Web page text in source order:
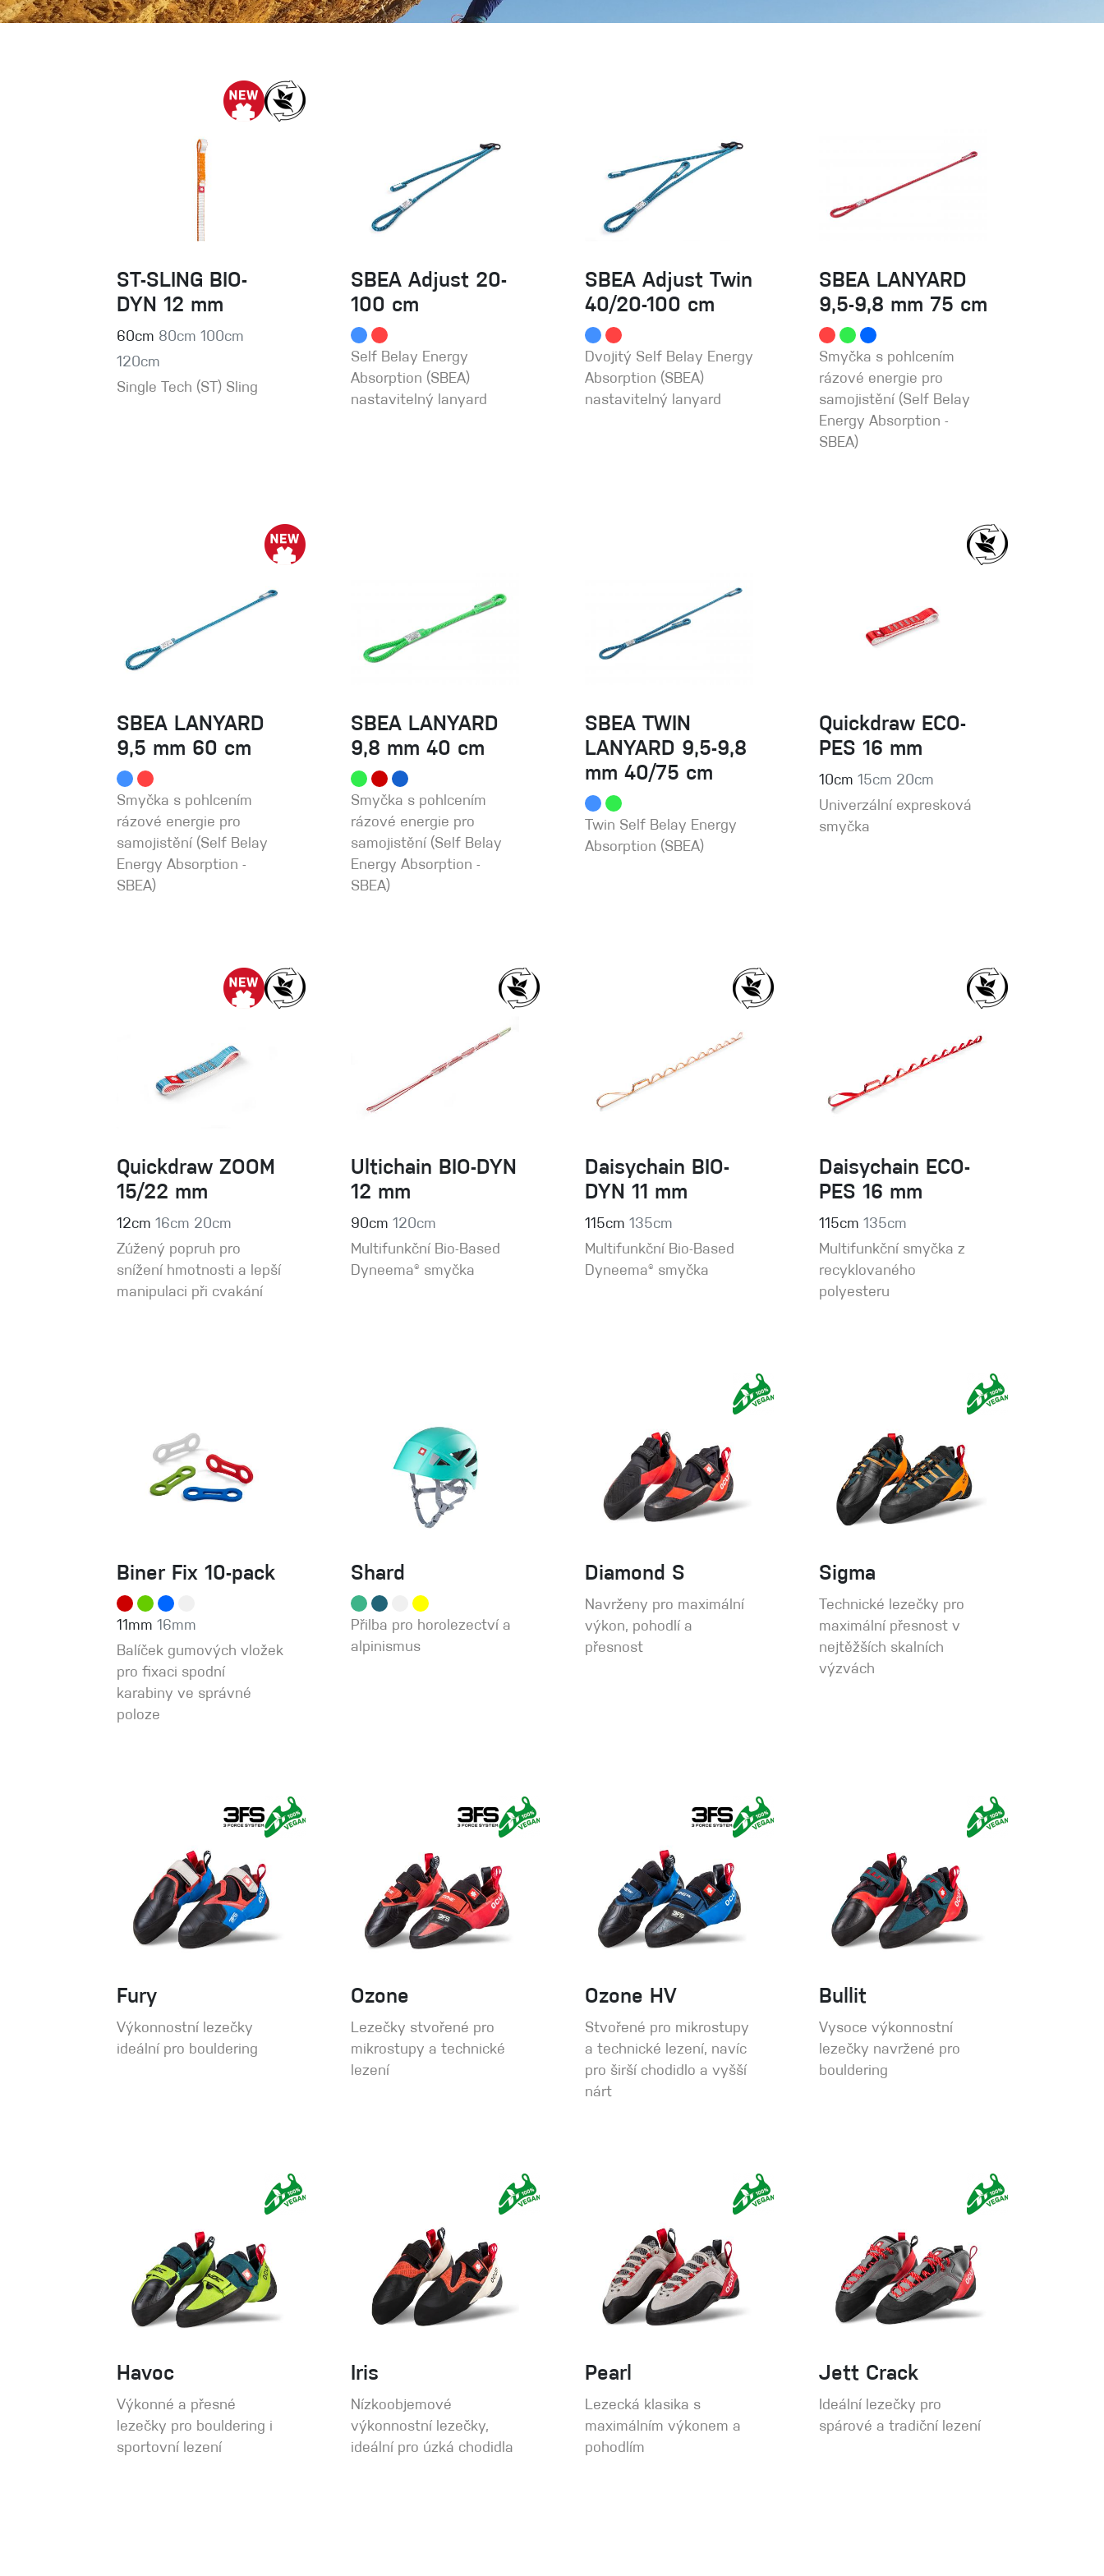
Spárové rukavice
Bundy
Trika
ST-SLING BIO-
DYN 12 mm
60cm 80cm 100cm
120cm
Single Tech (ST) Sling
SBEA Adjust 20-
100 cm
Self Belay Energy
Absorption (SBEA)
nastavitelný lanyard
SBEA Adjust Twin
40/20-100 cm
Dvojitý Self Belay Energy
Absorption (SBEA)
nastavitelný lanyard
SBEA LANYARD
9,5-9,8 mm 75 cm
Smyčka s pohlcením
rázové energie pro
samojistění (Self Belay
Energy Absorption -
SBEA)
SBEA LANYARD
9,5 mm 60 cm
Smyčka s pohlcením
rázové energie pro
samojistění (Self Belay
Energy Absorption -
SBEA)
SBEA LANYARD
9,8 mm 40 cm
Smyčka s pohlcením
rázové energie pro
samojistění (Self Belay
Energy Absorption -
SBEA)
SBEA TWIN
LANYARD 9,5-9,8
mm 40/75 cm
Twin Self Belay Energy
Absorption (SBEA)
Quickdraw ECO-
PES 16 mm
10cm 15cm 20cm
Univerzální expresková
smyčka
Quickdraw ZOOM
15/22 mm
12cm 16cm 20cm
Zúžený popruh pro
snížení hmotnosti a lepší
manipulaci při cvakání
Ultichain BIO-DYN
12 mm
90cm 120cm
Multifunkční Bio-Based
Dyneema® smyčka
Daisychain BIO-
DYN 11 mm
115cm 135cm
Multifunkční Bio-Based
Dyneema® smyčka
Daisychain ECO-
PES 16 mm
115cm 135cm
Multifunkční smyčka z
recyklovaného
polyesteru
Biner Fix 10-pack
11mm 16mm
Balíček gumových vložek
pro fixaci spodní
karabiny ve správné
poloze
Shard
Přilba pro horolezectví a
alpinismus
Diamond S
Navrženy pro maximální
výkon, pohodlí a
přesnost
Sigma
Technické lezečky pro
maximální přesnost v
nejtěžších skalních
výzvách
Fury
Výkonnostní lezečky
ideální pro bouldering
Ozone
Lezečky stvořené pro
mikrostupy a technické
lezení
Ozone HV
Stvořené pro mikrostupy
a technické lezení, navíc
pro širší chodidlo a vyšší
nárt
Bullit
Vysoce výkonnostní
lezečky navržené pro
bouldering
Havoc
Výkonné a přesné
lezečky pro bouldering i
sportovní lezení
Iris
Nízkoobjemové
výkonnostní lezečky,
ideální pro úzká chodidla
Pearl
Lezecká klasika s
maximálním výkonem a
pohodlím
Jett Crack
Ideální lezečky pro
spárové a tradiční lezení